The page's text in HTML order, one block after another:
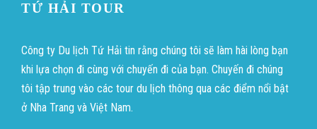
TỨ HẢI TOUR
Công ty Du lịch Tứ Hải tin rằng chúng tôi sẽ làm hài lòng bạn
khi lựa chọn đi cùng với chuyến đi của bạn. Chuyến đi chúng
tôi tập trung vào các tour du lịch thông qua các điểm nổi bật
ở Nha Trang và Việt Nam.